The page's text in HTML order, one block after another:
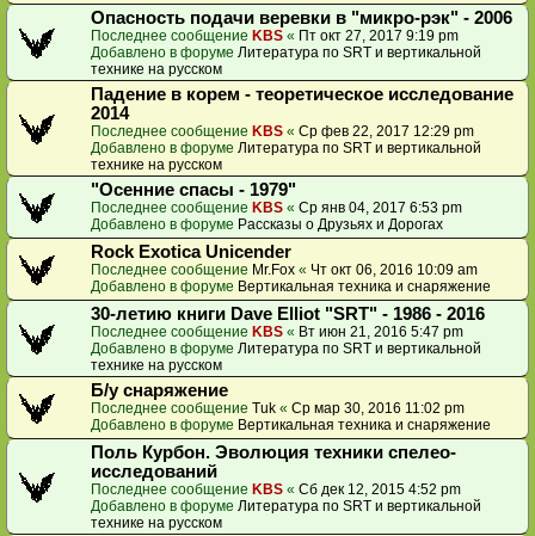
Опасность подачи веревки в "микро-рэк" - 2006
Последнее сообщение KBS « Пт окт 27, 2017 9:19 pm
Добавлено в форуме Литература по SRT и вертикальной
технике на русском
Падение в корем - теоретическое исследование
2014
Последнее сообщение KBS « Ср фев 22, 2017 12:29 pm
Добавлено в форуме Литература по SRT и вертикальной
технике на русском
"Осенние спасы - 1979"
Последнее сообщение KBS « Ср янв 04, 2017 6:53 pm
Добавлено в форуме Рассказы о Друзьях и Дорогах
Rock Exotica Unicender
Последнее сообщение Mr.Fox « Чт окт 06, 2016 10:09 am
Добавлено в форуме Вертикальная техника и снаряжение
30-летию книги Dave Elliot "SRT" - 1986 - 2016
Последнее сообщение KBS « Вт июн 21, 2016 5:47 pm
Добавлено в форуме Литература по SRT и вертикальной
технике на русском
Б/у снаряжение
Последнее сообщение Tuk « Ср мар 30, 2016 11:02 pm
Добавлено в форуме Вертикальная техника и снаряжение
Поль Курбон. Эволюция техники спелео-
исследований
Последнее сообщение KBS « Сб дек 12, 2015 4:52 pm
Добавлено в форуме Литература по SRT и вертикальной
технике на русском